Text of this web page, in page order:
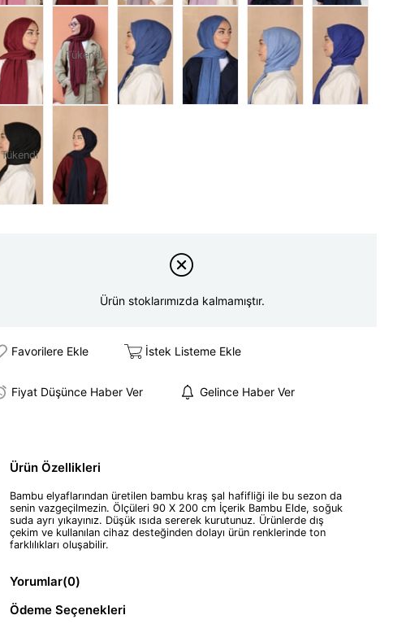
Tükendi
Tükendi
Ürün stoklarımızda kalmamıştır.
Favorilere Ekle İstek Listeme Ekle
Fiyat Düşünce Haber Ver Gelince Haber Ver
Ürün Özellikleri
Bambu elyaflarından üretilen bambu kraş şal hafifliği ile bu sezon da
senin vazgeçilmezin. Ölçüleri 90 X 200 cm İçerik Bambu Elde, soğuk
suda ayrı yıkayınız. Düşük ısıda sererek kurutunuz. Ürünlerde dış
çekim ve kullanılan cihaz desteğinden dolayı ürün renklerinde ton
farklılıkları oluşabilir.
Yorumlar(0)
Ödeme Seçenekleri